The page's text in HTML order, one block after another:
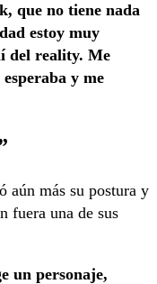
que no tiene nada
estoy muy
del reality. Me
y me
aún más su postura y
fuera una de sus
un personaje,